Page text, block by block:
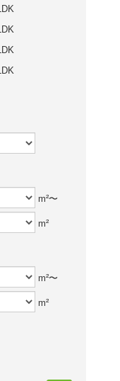
m²〜
m²
m²〜
m²